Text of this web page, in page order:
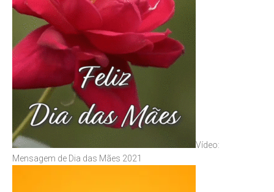
Vídeo:
Mensagem de Dia das Mães 2021